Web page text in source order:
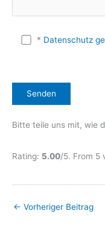
* Datenschutz
Bitte lasse dieses Feld
Bitte teile uns mit, wie
Rating: 5.00/5. From 5
← Vorheriger Beitrag